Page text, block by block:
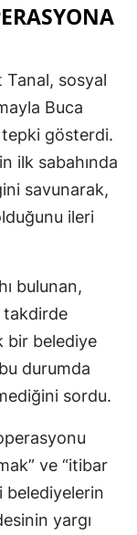
Tanal, sosyal
Buca
tepki gösterdi.
ilk sabahında
savunarak,
ileri
bulunan,
takdirde
bir belediye
durumda
sordu.
ve “itibar
belediyelerin
yargı